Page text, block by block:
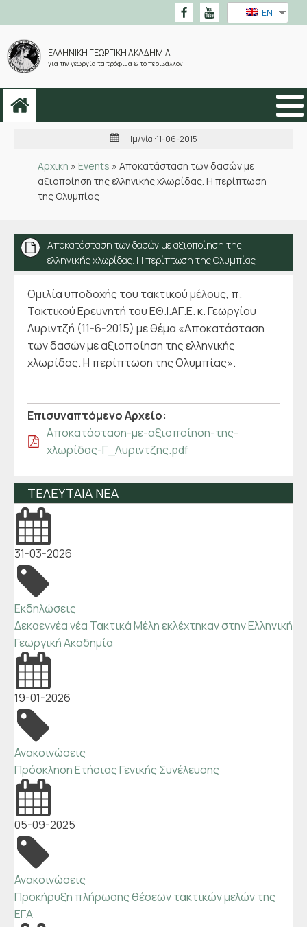
EN
ΕΛΛΗΝΙΚΗ ΓΕΩΡΓΙΚΗ ΑΚΑΔΗΜΙΑ
για την γεωργία τα τρόφιμα & το περιβάλλον
Ημ/νία :11-06-2015
Αρχική » Events » Αποκατάσταση των δασών με
αξιοποίηση της ελληνικής χλωρίδας. Η περίπτωση
της Ολυμπίας
Αποκατάσταση των δασών με αξιοποίηση της
ελληνικής χλωρίδας. Η περίπτωση της Ολυμπίας
Ομιλία υποδοχής του τακτικού μέλους, π.
Τακτικού Ερευνητή του ΕΘ.Ι.ΑΓ.Ε. κ. Γεωργίου
Λυριντζή (11-6-2015) με θέμα «Αποκατάσταση
των δασών με αξιοποίηση της ελληνικής
χλωρίδας. Η περίπτωση της Ολυμπίας».
Επισυναπτόμενo Αρχείo:
Αποκατάσταση-με-αξιοποίηση-της-
χλωρίδας-Γ_Λυριντζης.pdf
ΤΕΛΕΥΤΑΙΑ ΝΕΑ
31-03-2026
Εκδηλώσεις
Δεκαεννέα νέα Τακτικά Μέλη εκλέχτηκαν στην Ελληνική
Γεωργική Ακαδημία
19-01-2026
Ανακοινώσεις
Πρόσκληση Ετήσιας Γενικής Συνέλευσης
05-09-2025
Ανακοινώσεις
Προκήρυξη πλήρωσης θέσεων τακτικών μελών της
ΕΓΑ